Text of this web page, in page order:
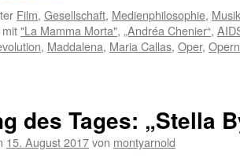
Film, Gesellschaft, Medienphilosophie, Musik
"La Mamma Morta", „Andréa Chenier“,
, Maddalena, Maria Callas, Oper,
des Tages: „Stella
15. August 2017von montyarnold